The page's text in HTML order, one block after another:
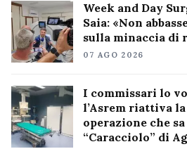
Week and Day
Saia: «Non
sulla minaccia di
07 AGO 2026
I commissari lo
l’Asrem riattiva
operazione che
“Caracciolo” di